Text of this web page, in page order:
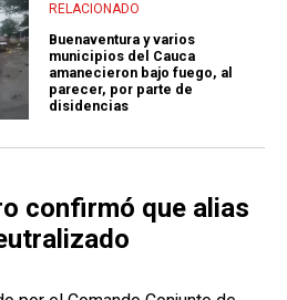
RELACIONADO
Buenaventura y varios
municipios del Cauca
amanecieron bajo fuego, al
parecer, por parte de
disidencias
confirmó que alias